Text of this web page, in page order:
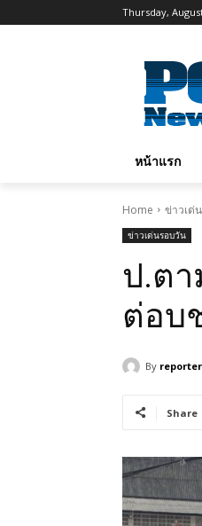
Thursday,
หน้าแรก
Home ข่าวเด่
ข่าวเด่นรอบวัน
ป.ตา
ต่อบ
By
Share